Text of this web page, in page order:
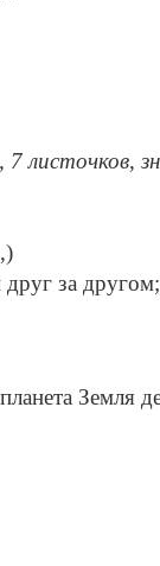
листочков,
за
Земля